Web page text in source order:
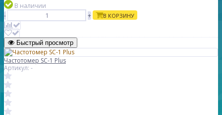
В наличии
-
+ В КОРЗИНУ
Быстрый просмотр
Частотомер SC-1 Plus
Артикул: -